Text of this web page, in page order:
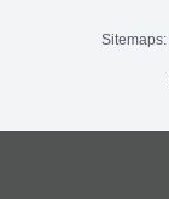
Sitemaps: